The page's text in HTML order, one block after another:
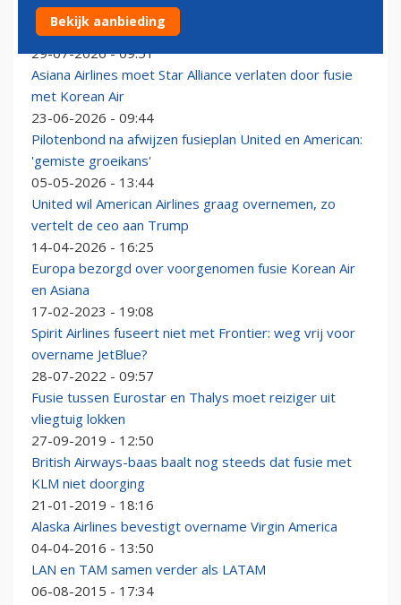
American was niet de enige Amerikaanse maatschappij
waarmee United een fusie wilde
29-07-2026 - 09:51
Asiana Airlines moet Star Alliance verlaten door fusie
met Korean Air
23-06-2026 - 09:44
Pilotenbond na afwijzen fusieplan United en American:
'gemiste groeikans'
05-05-2026 - 13:44
United wil American Airlines graag overnemen, zo
vertelt de ceo aan Trump
14-04-2026 - 16:25
Europa bezorgd over voorgenomen fusie Korean Air
en Asiana
17-02-2023 - 19:08
Spirit Airlines fuseert niet met Frontier: weg vrij voor
overname JetBlue?
28-07-2022 - 09:57
Fusie tussen Eurostar en Thalys moet reiziger uit
vliegtuig lokken
27-09-2019 - 12:50
British Airways-baas baalt nog steeds dat fusie met
KLM niet doorging
21-01-2019 - 18:16
Alaska Airlines bevestigt overname Virgin America
04-04-2016 - 13:50
LAN en TAM samen verder als LATAM
06-08-2015 - 17:34
Bekijk aanbieding